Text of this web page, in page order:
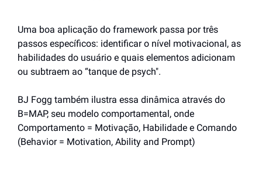
Uma boa aplicação do framework passa por três
passos específicos: identificar o nível motivacional, as
habilidades do usuário e quais elementos adicionam
ou subtraem ao “tanque de psych".
BJ Fogg também ilustra essa dinâmica através do
B=MAP, seu modelo comportamental, onde
Comportamento = Motivação, Habilidade e Comando
(Behavior = Motivation, Ability and Prompt)